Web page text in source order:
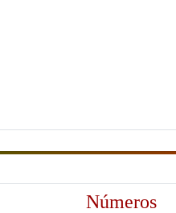
Números